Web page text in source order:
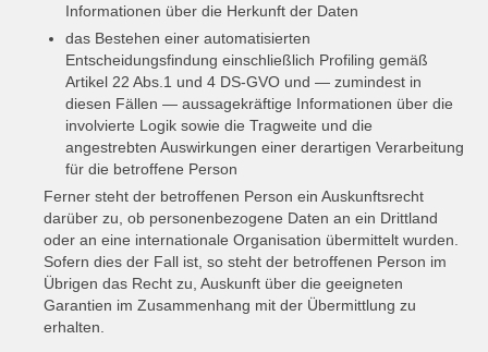
Informationen über die Herkunft der Daten
das Bestehen einer automatisierten
Entscheidungsfindung einschließlich Profiling gemäß
Artikel 22 Abs.1 und 4 DS-GVO und — zumindest in
diesen Fällen — aussagekräftige Informationen über die
involvierte Logik sowie die Tragweite und die
angestrebten Auswirkungen einer derartigen Verarbeitung
für die betroffene Person
Ferner steht der betroffenen Person ein Auskunftsrecht
darüber zu, ob personenbezogene Daten an ein Drittland
oder an eine internationale Organisation übermittelt wurden.
Sofern dies der Fall ist, so steht der betroffenen Person im
Übrigen das Recht zu, Auskunft über die geeigneten
Garantien im Zusammenhang mit der Übermittlung zu
erhalten.